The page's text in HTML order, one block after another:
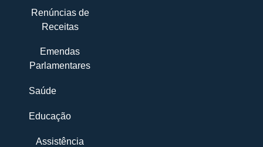
Renúncias de
Receitas
Emendas
Parlamentares
Saúde
Educação
Assistência